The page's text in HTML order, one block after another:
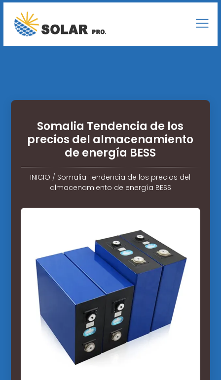
Somalia Tendencia de los
precios del almacenamiento
de energía BESS
INICIO / Somalia Tendencia de los precios del
almacenamiento de energía BESS